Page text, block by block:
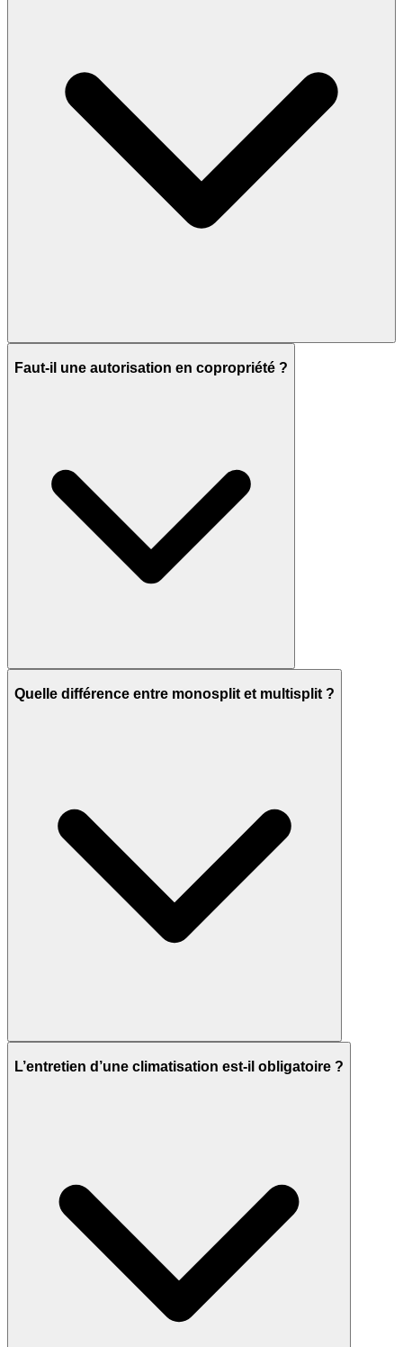
Faut-il une autorisation en copropriété ?
Quelle différence entre monosplit et multisplit ?
L’entretien d’une climatisation est-il obligatoire ?